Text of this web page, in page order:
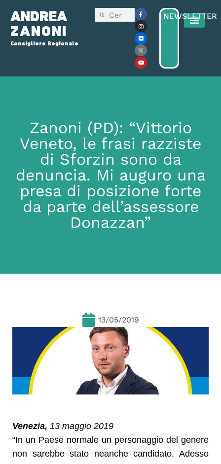
ANDREA
ZANONI
Consigliere Regionale
NEWSLETTER
Zanoni (PD): “Vittorio
Veneto, le frasi razziste
di Sforzin sono da
denuncia. Mi auguro una
presa di posizione forte
da parte dell’assessore
Donazzan”
13/05/2019
Venezia, 13 maggio 2019
“In un Paese normale un personaggio del genere
non sarebbe stato neanche candidato. Adesso